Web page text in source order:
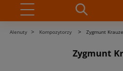
Alenuty > Kompozytorzy > Zygmunt Krauze
Zygmunt